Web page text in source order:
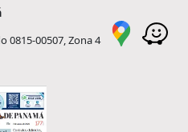
0815-00507, Zona 4